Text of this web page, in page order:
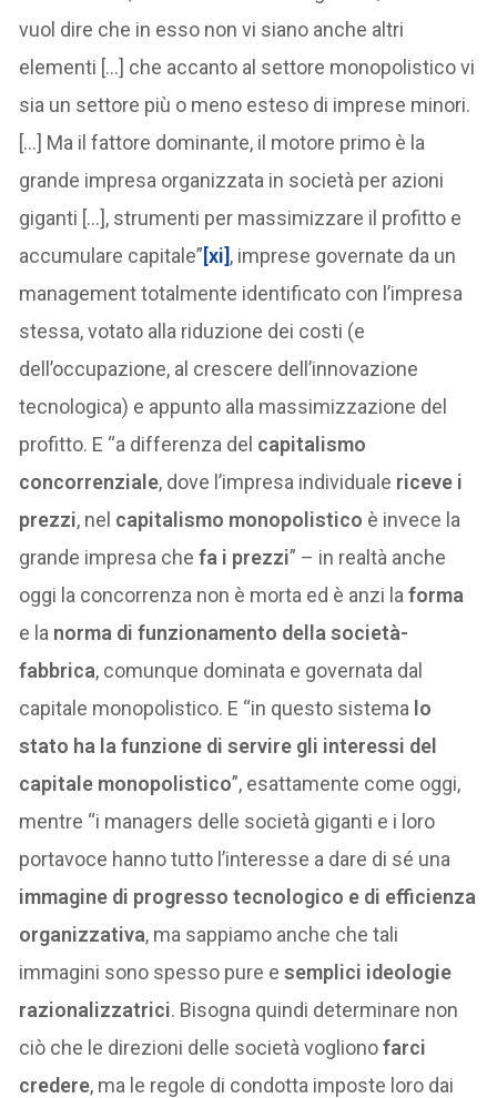
vuol dire che in esso non vi siano anche altri
elementi […] che accanto al settore monopolistico vi
sia un settore più o meno esteso di imprese minori.
[…] Ma il fattore dominante, il motore primo è la
grande impresa organizzata in società per azioni
giganti […], strumenti per massimizzare il profitto e
accumulare capitale”[xi], imprese governate da un
management totalmente identificato con l’impresa
stessa, votato alla riduzione dei costi (e
dell’occupazione, al crescere dell’innovazione
tecnologica) e appunto alla massimizzazione del
profitto. E “a differenza del capitalismo
concorrenziale, dove l’impresa individuale riceve i
prezzi, nel capitalismo monopolistico è invece la
grande impresa chefa i prezzi” – in realtà anche
oggi la concorrenza non è morta ed è anzi laforma
e la norma di funzionamento della società-
fabbrica, comunque dominata e governata dal
capitale monopolistico. E “in questo sistema lo
stato ha la funzione di servire gli interessi del
capitale monopolistico”, esattamente come oggi,
mentre “i managers delle società giganti e i loro
portavoce hanno tutto l’interesse a dare di sé una
immagine di progresso tecnologico e di efficienza
organizzativa, ma sappiamo anche che tali
immagini sono spesso pure esemplici ideologie
razionalizzatrici. Bisogna quindi determinare non
ciò che le direzioni delle società voglionofarci
credere, ma le regole di condotta imposte loro dai